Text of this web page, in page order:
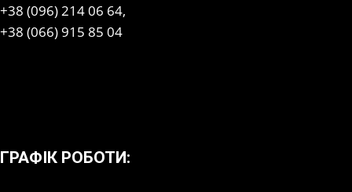
+38 (096) 214 06 64,
+38 (066) 915 85 04
ГРАФІК РОБОТИ: